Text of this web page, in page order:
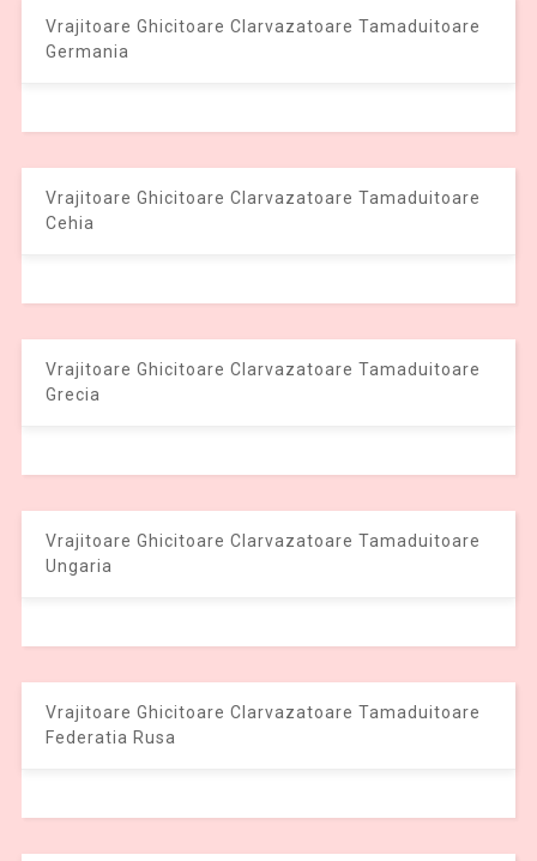
Vrajitoare Ghicitoare Clarvazatoare Tamaduitoare
Germania
Vrajitoare Ghicitoare Clarvazatoare Tamaduitoare
Cehia
Vrajitoare Ghicitoare Clarvazatoare Tamaduitoare
Grecia
Vrajitoare Ghicitoare Clarvazatoare Tamaduitoare
Ungaria
Vrajitoare Ghicitoare Clarvazatoare Tamaduitoare
Federatia Rusa